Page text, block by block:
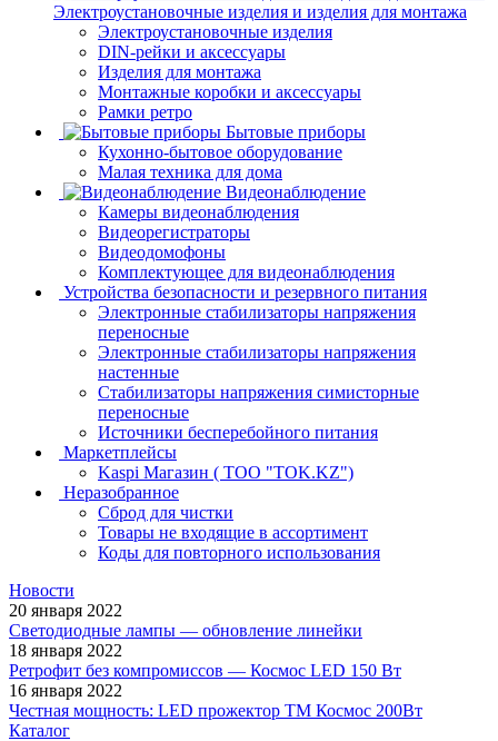
Электроустановочные изделия и изделия для монтажа
Электроустановочные изделия
DIN-рейки и аксессуары
Изделия для монтажа
Монтажные коробки и аксессуары
Рамки ретро
Бытовые приборы
Кухонно-бытовое оборудование
Малая техника для дома
Видеонаблюдение
Камеры видеонаблюдения
Видеорегистраторы
Видеодомофоны
Комплектующее для видеонаблюдения
Устройства безопасности и резервного питания
Электронные стабилизаторы напряжения
переносные
Электронные стабилизаторы напряжения
настенные
Стабилизаторы напряжения симисторные
переносные
Источники бесперебойного питания
Маркетплейсы
Kaspi Магазин ( ТОО "TOK.KZ")
Неразобранное
Сброд для чистки
Товары не входящие в ассортимент
Коды для повторного использования
Новости
20 января 2022
Светодиодные лампы — обновление линейки
18 января 2022
Ретрофит без компромиссов — Космос LED 150 Вт
16 января 2022
Честная мощность: LED прожектор ТМ Космос 200Вт
Каталог